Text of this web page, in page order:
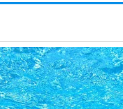
, destacou a importância do
pelos realizadores do filme, a
Branco.
Piauítem sido um importante
mais ampla, plural e
reforça o compromisso